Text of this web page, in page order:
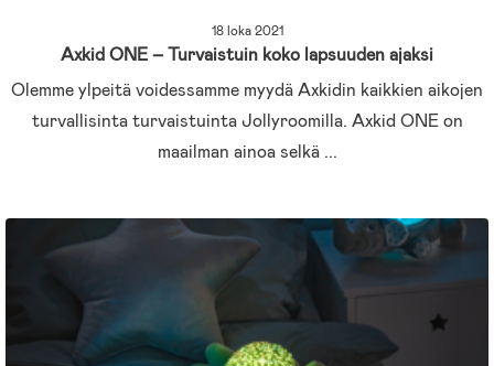
18 loka 2021
Axkid ONE – Turvaistuin koko lapsuuden ajaksi
Olemme ylpeitä voidessamme myydä Axkidin kaikkien aikojen
turvallisinta turvaistuinta Jollyroomilla. Axkid ONE on
maailman ainoa selkä ...